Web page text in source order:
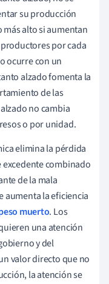
su producción
alto si aumentan
por cada
ocurre con un
alzado fomenta la
de las
no cambia
o por unidad.
elimina la pérdida
excedente combinado
de la mala
aumenta la eficiencia
muerto. Los
una atención
y del
valor directo que no
la atención se